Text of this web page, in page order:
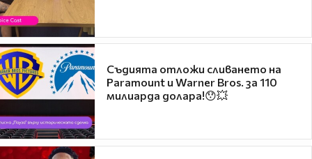
Съдията отложи сливането на
Paramount и Warner Bros. за 110
милиарда долара!😯💥